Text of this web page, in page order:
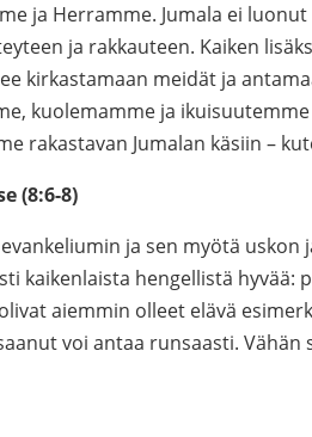
ja Herramme. Jumala ei
ja rakkauteen. Kaiken
kirkastamaan meidät ja
kuolemamme ja ikuisuutemme
rakastavan Jumalan käsiin –
(8:6-8)
ja sen myötä uskon
kaikenlaista hengellistä hyvää:
aiemmin olleet elävä
voi antaa runsaasti. Vähän